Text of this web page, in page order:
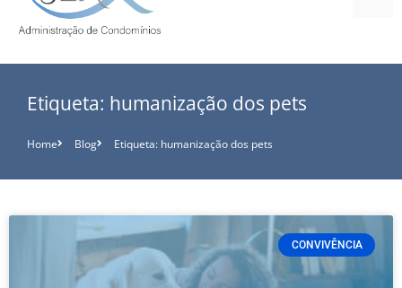
Etiqueta: humanização dos pets
Home Blog Etiqueta: humanização dos pets
CONVIVÊNCIA